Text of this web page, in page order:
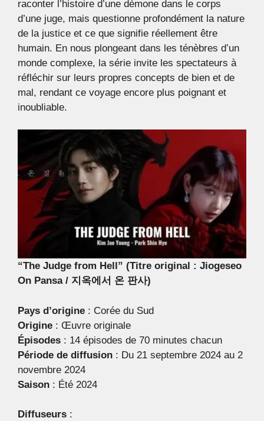
raconter l’histoire d’une démone dans le corps
d’une juge, mais questionne profondément la nature
de la justice et ce que signifie réellement être
humain. En nous plongeant dans les ténèbres d’un
monde complexe, la série invite les spectateurs à
réfléchir sur leurs propres concepts de bien et de
mal, rendant ce voyage encore plus poignant et
inoubliable.
“The Judge from Hell” (Titre original : Jiogeseo
On Pansa / 지옥에서 온 판사)
Pays d’origine : Corée du Sud
Origine : Œuvre originale
Épisodes : 14 épisodes de 70 minutes chacun
Période de diffusion : Du 21 septembre 2024 au 2
novembre 2024
Saison : Été 2024
Diffuseurs :